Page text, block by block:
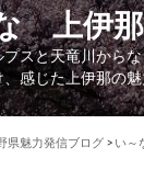
上伊那
プスと天竜川から
感じた上伊那の
県魅力発信ブログ > い